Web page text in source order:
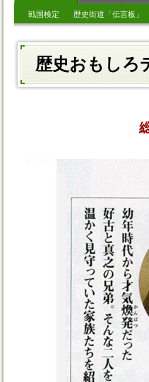
戦国検定 歴史街道「伝言板」
歴史おもしろ